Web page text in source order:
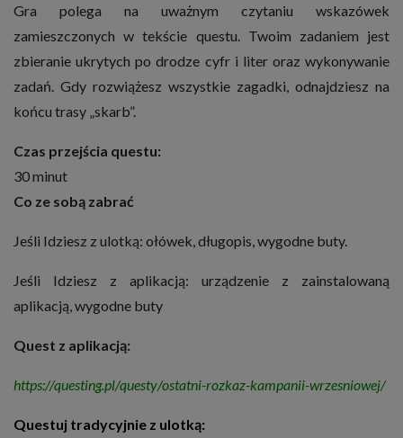
Gra polega na uważnym czytaniu wskazówek
zamieszczonych w tekście questu. Twoim zadaniem jest
zbieranie ukrytych po drodze cyfr i liter oraz wykonywanie
zadań. Gdy rozwiążesz wszystkie zagadki, odnajdziesz na
końcu trasy „skarb”.
Czas przejścia questu:
30 minut
Co ze sobą zabrać
Jeśli Idziesz z ulotką: ołówek, długopis, wygodne buty.
Jeśli Idziesz z aplikacją: urządzenie z zainstalowaną
aplikacją, wygodne buty
Quest z aplikacją:
https://questing.pl/questy/ostatni-rozkaz-kampanii-wrzesniowej/
Questuj tradycyjnie z ulotką: